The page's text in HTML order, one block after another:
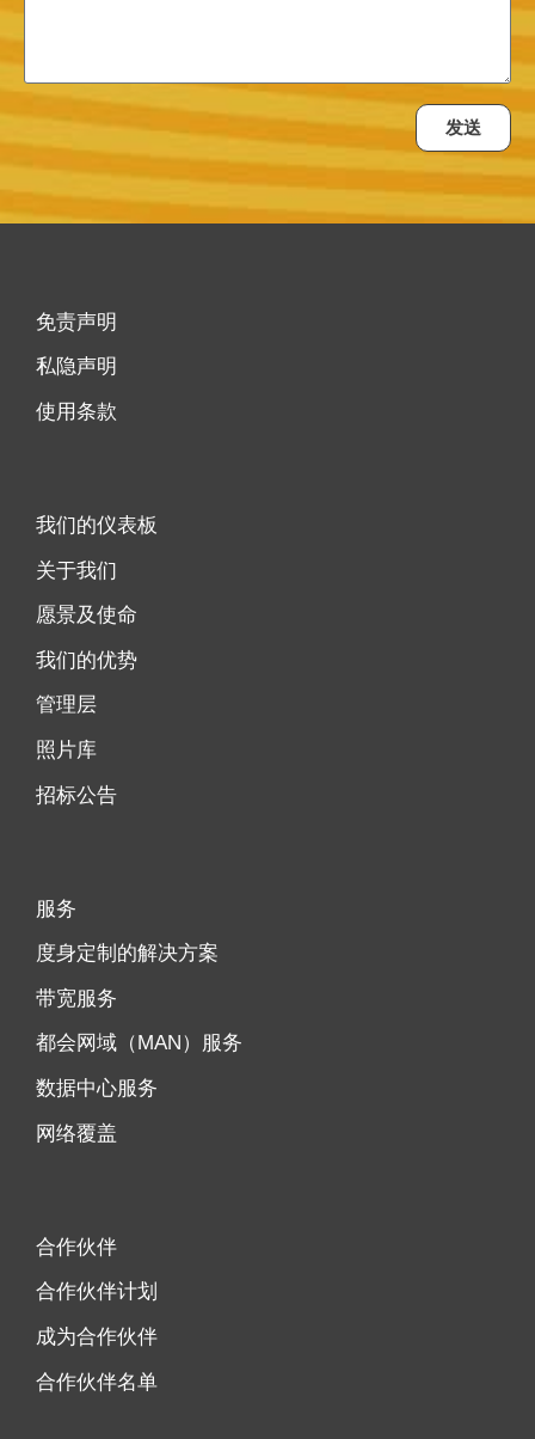
发送
免责声明
私隐声明
使用条款
我们的仪表板
关于我们
愿景及使命
我们的优势
管理层
照片库
招标公告
服务
度身定制的解决方案
带宽服务
都会网域（MAN）服务
数据中心服务
网络覆盖
合作伙伴
合作伙伴计划
成为合作伙伴
合作伙伴名单